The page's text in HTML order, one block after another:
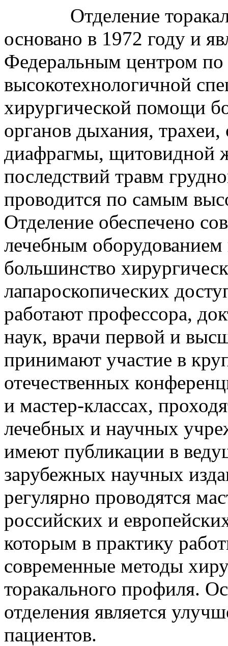
Отделение
основано в 1972 году и
Федеральным центром по
высокотехнологичной
хирургической помощи
органов дыхания,
диафрагмы, щитовидной
последствий травм
проводится по самым
Отделение обеспечено
лечебным
большинство
лапароскопических
работают профессора,
наук, врачи первой и
принимают участие в
отечественных
и мастер-классах,
лечебных и научных
имеют публикации в
зарубежных научных
регулярно проводятся
российских и
которым в практику
современные методы
торакального профиля.
отделения является
пациентов.